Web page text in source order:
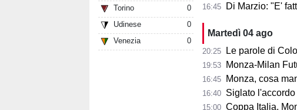
Torino
0
Udinese
0
Venezia
0
16:45 Di Marzio: "E'
Martedì 04 ago
20:25 Le parole di
19:53 Monza-Milan
16:45 Monza, cosa manca
16:40 Siglato l'accordo con
15:00 Coppa Italia,